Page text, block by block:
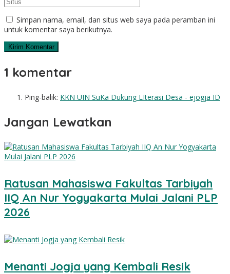
Simpan nama, email, dan situs web saya pada peramban ini
untuk komentar saya berikutnya.
1 komentar
Ping-balik: KKN UIN SuKa Dukung LIterasi Desa - ejogja ID
Jangan Lewatkan
Ratusan Mahasiswa Fakultas Tarbiyah
IIQ An Nur Yogyakarta Mulai Jalani PLP
2026
Menanti Jogja yang Kembali Resik